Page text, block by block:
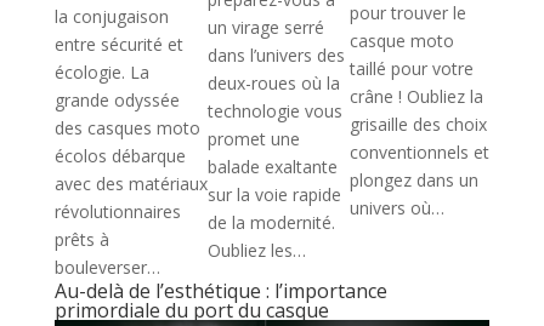
la conjugaison
entre sécurité et
écologie. La
grande odyssée
des casques moto
écolos débarque
avec des matériaux
révolutionnaires
prêts à
bouleverser…
un virage serré
dans l’univers des
deux-roues où la
technologie vous
promet une
balade exaltante
sur la voie rapide
de la modernité.
Oubliez les…
pour trouver le
casque moto
taillé pour votre
crâne ! Oubliez la
grisaille des choix
conventionnels et
plongez dans un
univers où…
Au-delà de l’esthétique : l’importance
primordiale du port du casque